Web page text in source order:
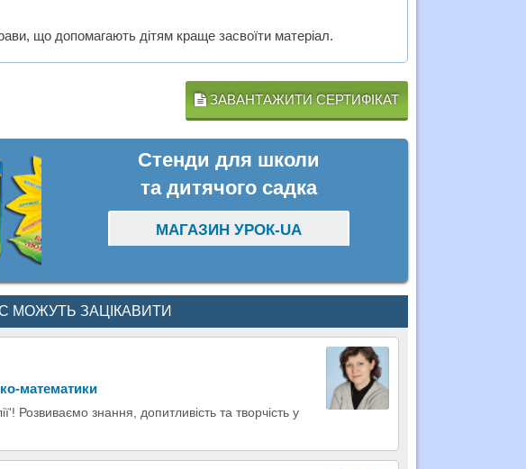
що допомагають дітям краще засвоїти матеріал.
ЗАВАНТАЖИТИ СЕРТИФІКАТ
Стенди для школи
та дитячого садка
МАГАЗИН УРОК-UA
МОЖУТЬ ЗАЦІКАВИТИ
математики
Розвиваємо знання, допитливість та творчість у